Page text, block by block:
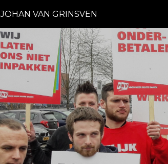
JOHAN VAN GRINSVEN